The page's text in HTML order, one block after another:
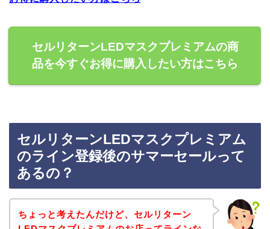
セルリターンLEDマスクプレミアムの商
品を今すぐお得に購入したい方はこちら
セルリターンLEDマスクプレミアム
のライン登録後のサマーセールって
あるの？
ちょっと考えたんだけど、セルリターン